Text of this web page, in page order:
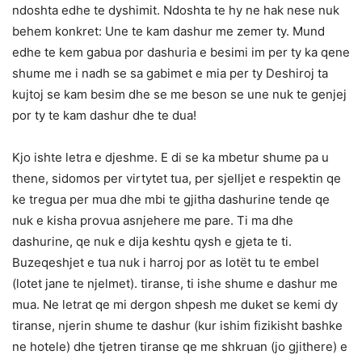
ndoshta edhe te dyshimit. Ndoshta te hy ne hak nese nuk
behem konkret: Une te kam dashur me zemer ty. Mund
edhe te kem gabua por dashuria e besimi im per ty ka qene
shume me i nadh se sa gabimet e mia per ty Deshiroj ta
kujtoj se kam besim dhe se me beson se une nuk te genjej
por ty te kam dashur dhe te dua!
Kjo ishte letra e djeshme. E di se ka mbetur shume pa u
thene, sidomos per virtytet tua, per sjelljet e respektin qe
ke tregua per mua dhe mbi te gjitha dashurine tende qe
nuk e kisha provua asnjehere me pare. Ti ma dhe
dashurine, qe nuk e dija keshtu qysh e gjeta te ti.
Buzeqeshjet e tua nuk i harroj por as lotët tu te embel
(lotet jane te njelmet). tiranse, ti ishe shume e dashur me
mua. Ne letrat qe mi dergon shpesh me duket se kemi dy
tiranse, njerin shume te dashur (kur ishim fizikisht bashke
ne hotele) dhe tjetren tiranse qe me shkruan (jo gjithere) e